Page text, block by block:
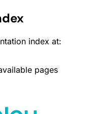
index at:
pages